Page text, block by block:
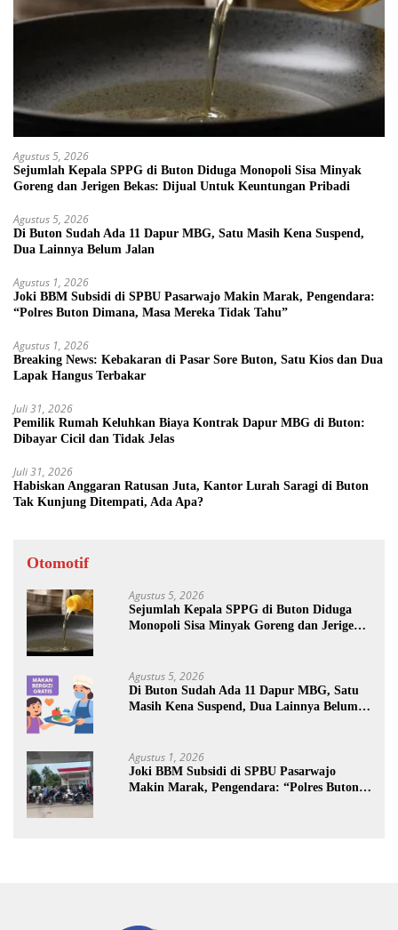
Agustus 5, 2026
Sejumlah Kepala SPPG di Buton Diduga Monopoli Sisa Minyak
Goreng dan Jerigen Bekas: Dijual Untuk Keuntungan Pribadi
Agustus 5, 2026
Di Buton Sudah Ada 11 Dapur MBG, Satu Masih Kena Suspend,
Dua Lainnya Belum Jalan
Agustus 1, 2026
Joki BBM Subsidi di SPBU Pasarwajo Makin Marak, Pengendara:
“Polres Buton Dimana, Masa Mereka Tidak Tahu”
Agustus 1, 2026
Breaking News: Kebakaran di Pasar Sore Buton, Satu Kios dan Dua
Lapak Hangus Terbakar
Juli 31, 2026
Pemilik Rumah Keluhkan Biaya Kontrak Dapur MBG di Buton:
Dibayar Cicil dan Tidak Jelas
Juli 31, 2026
Habiskan Anggaran Ratusan Juta, Kantor Lurah Saragi di Buton
Tak Kunjung Ditempati, Ada Apa?
Otomotif
Agustus 5, 2026
Sejumlah Kepala SPPG di Buton Diduga
Monopoli Sisa Minyak Goreng dan Jerigen
Agustus 5, 2026
Di Buton Sudah Ada 11 Dapur MBG, Satu
Masih Kena Suspend, Dua Lainnya Belum
Agustus 1, 2026
Joki BBM Subsidi di SPBU Pasarwajo
Makin Marak, Pengendara: “Polres Buton